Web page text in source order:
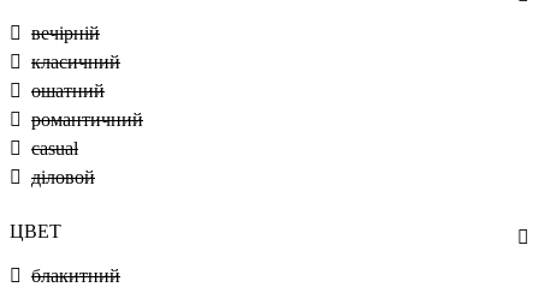
вечірній
класичний
ошатний
романтичний
casual
діловой
ЦВЕТ
блакитний